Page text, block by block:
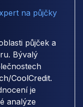
na půjčky
půjček a
Bývalý
CoolCredit.
je
analýze